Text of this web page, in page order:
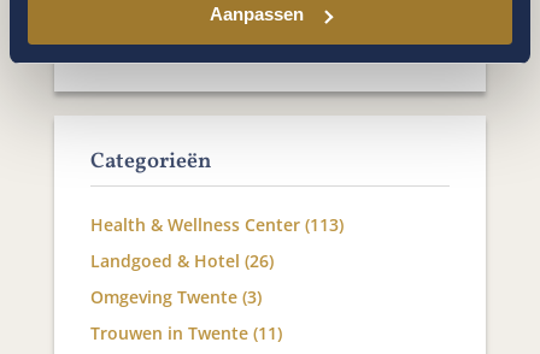
Aanpassen
fredsmits@holtweijde.nl
Categorieën
Health & Wellness Center(113)
Landgoed & Hotel (26)
Omgeving Twente(3)
Trouwen in Twente(11)